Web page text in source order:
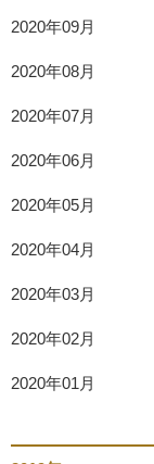
2020年09月
2020年08月
2020年07月
2020年06月
2020年05月
2020年04月
2020年03月
2020年02月
2020年01月